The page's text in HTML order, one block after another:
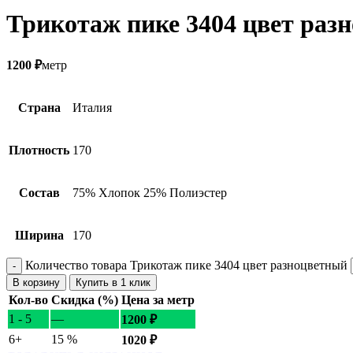
Трикотаж пике 3404 цвет
1200 ₽метр
Страна Италия
Плотность 170
Состав 75% Хлопок 25% Полиэстер
Ширина 170
Количество товара Трикотаж пике 3404 цвет разноцветный
В корзину Купить в 1 клик
Кол-во Скидка (%) Цена за метр
1 - 5
— 1200 ₽
6+
15 % 1020 ₽